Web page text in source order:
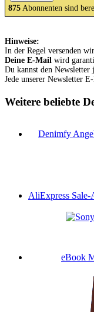
875 Abonnenten sind
Hinweise:
In der Regel versenden
Deine E-Mail wird
Du kannst den Newsletter
Jede unserer Newsletter
Weitere beliebte
Denimfy
AliExpress
eBook